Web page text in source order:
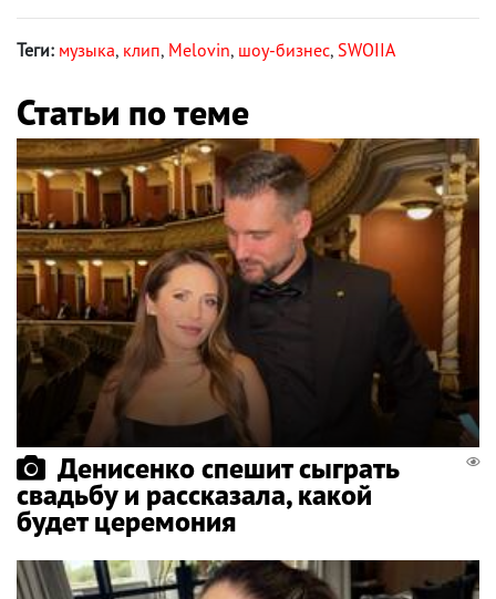
Теги: музыка, клип, Melovin, шоу-бизнес, SWOIIA
Статьи по теме
Денисенко спешит сыграть
свадьбу и рассказала, какой
будет церемония